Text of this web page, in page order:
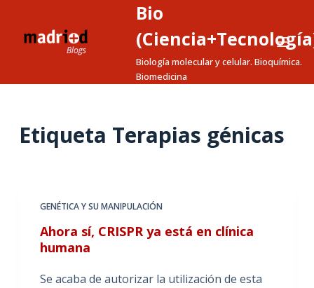
a
Bio
Biología molecular y celular. Bioquímica.
Biomedicina
Etiqueta Terapias génicas
GENÉTICA Y SU MANIPULACIÓN
Ahora sí, CRISPR ya está en clínica
humana
Se acaba de autorizar la utilización de esta